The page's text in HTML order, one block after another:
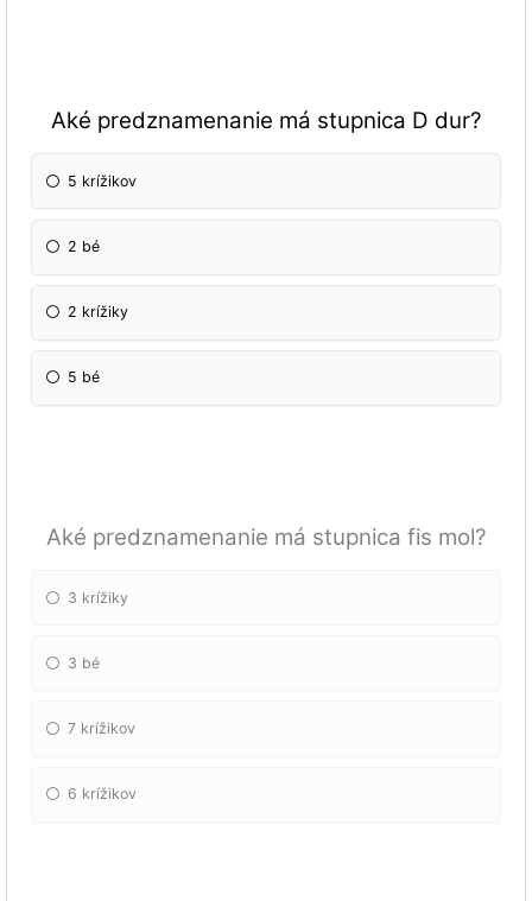
Aké predznamenanie má stupnica D dur?
5 krížikov
2 bé
2 krížiky
5 bé
Aké predznamenanie má stupnica fis mol?
3 krížiky
3 bé
7 krížikov
6 krížikov